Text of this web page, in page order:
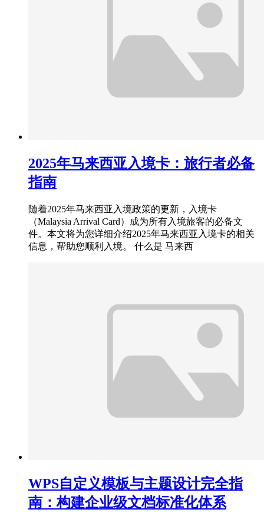
2025年马来西亚入境卡：旅行者必备
指南
随着2025年马来西亚入境政策的更新，入境卡
（Malaysia Arrival Card）成为所有入境旅客的必备文
件。本文将为您详细介绍2025年马来西亚入境卡的相关
信息，帮助您顺利入境。 什么是 马来西
WPS自定义模板与主题设计完全指
南：构建企业级文档标准化体系